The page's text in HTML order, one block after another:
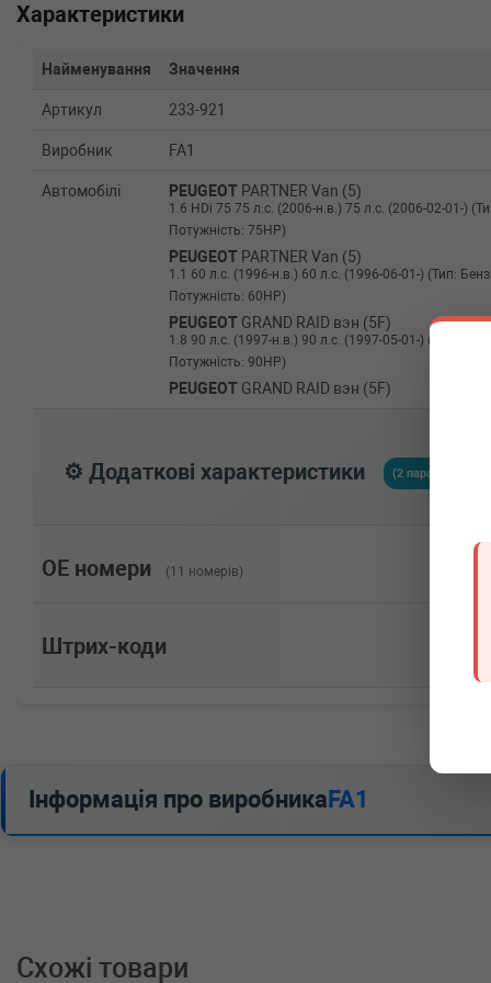
Характеристики
Найменування Значення
Артикул 233-921
Виробник FA1
Автомобілі PEUGEOT PARTNER Van (5)
1.6 HDi 75 75 л.с. (2006-н.в.) 75 л.с. (2006-02-01-)
Потужність: 75HP)
PEUGEOT PARTNER Van (5)
1.1 60 л.с. (1996-н.в.) 60 л.с. (1996-06-01-) (Тип:
Потужність: 60HP)
PEUGEOT GRAND RAID вэн (5F)
1.8 90 л.с. (1997-н.в.) 90 л.с. (1997-05-01-) (Тип:
Потужність: 90HP)
PEUGEOT GRAND RAID вэн (5F)
1.6 HDi 75 75 л.с. (2006-н.в.) 75 л.с. (2006-02-01-)
1.1 60 л.с. (1996-н.в.) 60 л.с. (1996-06-01-) (Тип:
1.6 HDI 90 (MF9HX) 90 л.с. (2005-н.в.) 90 л.с. (2005-
⚙️ Додаткові характеристики (2 параметрів)
OE номери (11 номерів)
Штрих-коди
Інформація про виробникаFA1
Схожі товари